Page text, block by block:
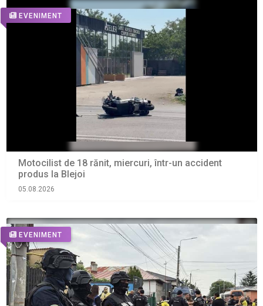
EVENIMENT
Motocilist de 18 rănit, miercuri, într-un accident
produs la Blejoi
05.08.2026
EVENIMENT